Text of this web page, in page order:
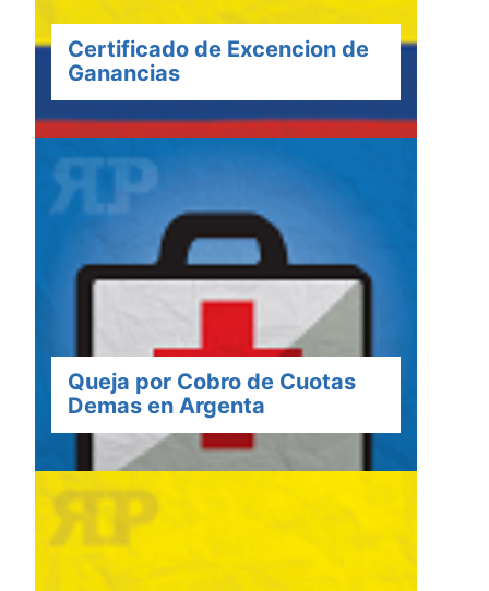
Certificado de Excencion de
Ganancias
Queja por Cobro de Cuotas
Demas en Argenta